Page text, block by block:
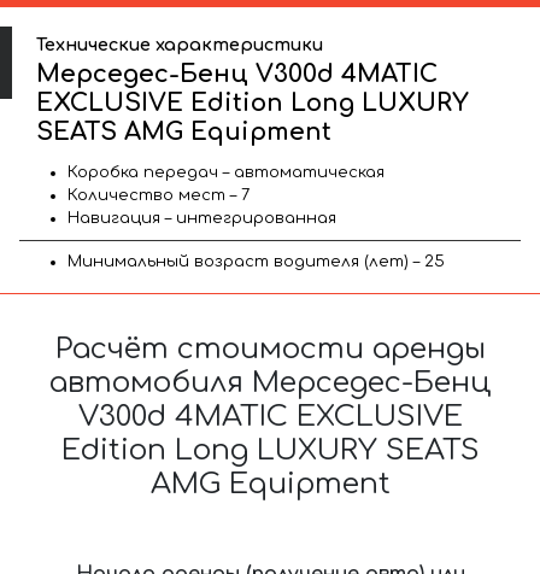
Технические характеристики
Мерседес-Бенц V300d 4MATIC
EXCLUSIVE Edition Long LUXURY
SEATS AMG Equipment
Коробка передач – автоматическая
Количество мест – 7
Навигация – интегрированная
Минимальный возраст водителя (лет) – 25
Расчёт стоимости аренды
автомобиля Мерседес-Бенц
V300d 4MATIC EXCLUSIVE
Edition Long LUXURY SEATS
AMG Equipment